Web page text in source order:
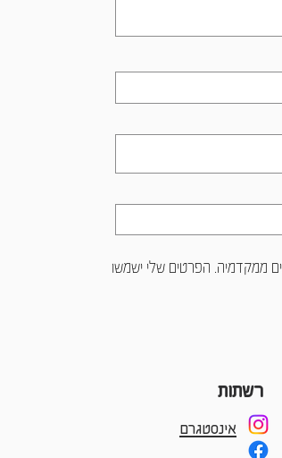
ממקדמיה. הפרטים שלי ישמשו
רשתות
אינסטגרם